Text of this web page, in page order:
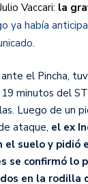
Vaccari: la
ya había
el Pincha,
minutos del
Luego de un
ataque, el ex
el suelo y pidió
se confirmó lo
en la rodilla